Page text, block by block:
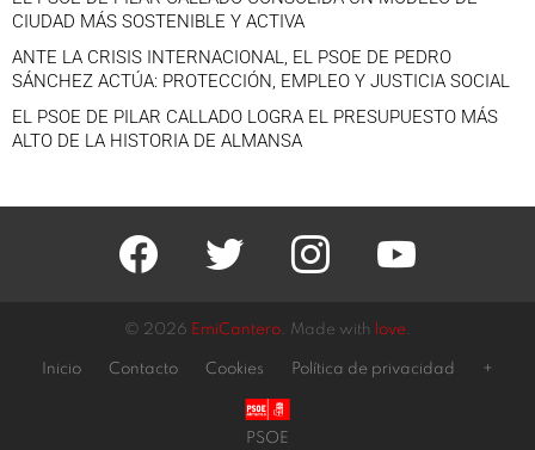
CIUDAD MÁS SOSTENIBLE Y ACTIVA
ANTE LA CRISIS INTERNACIONAL, EL PSOE DE PEDRO
SÁNCHEZ ACTÚA: PROTECCIÓN, EMPLEO Y JUSTICIA SOCIAL
EL PSOE DE PILAR CALLADO LOGRA EL PRESUPUESTO MÁS
ALTO DE LA HISTORIA DE ALMANSA
facebook twitter instagram
© 2026 EmiCantero. Made with love.
Inicio Contacto Cookies Política de privacidad +
PSOE